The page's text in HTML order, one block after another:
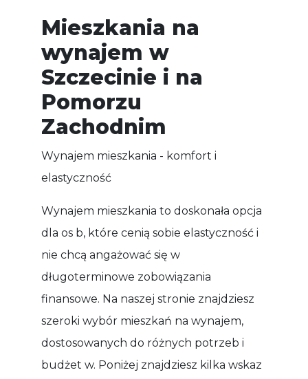
Mieszkania na
wynajem w
Szczecinie i na
Pomorzu
Zachodnim
Wynajem mieszkania - komfort i
elastyczność
Wynajem mieszkania to doskonała opcja
dla os b, które cenią sobie elastyczność i
nie chcą angażować się w
długoterminowe zobowiązania
finansowe. Na naszej stronie znajdziesz
szeroki wybór mieszkań na wynajem,
dostosowanych do różnych potrzeb i
budżet w. Poniżej znajdziesz kilka wskaz